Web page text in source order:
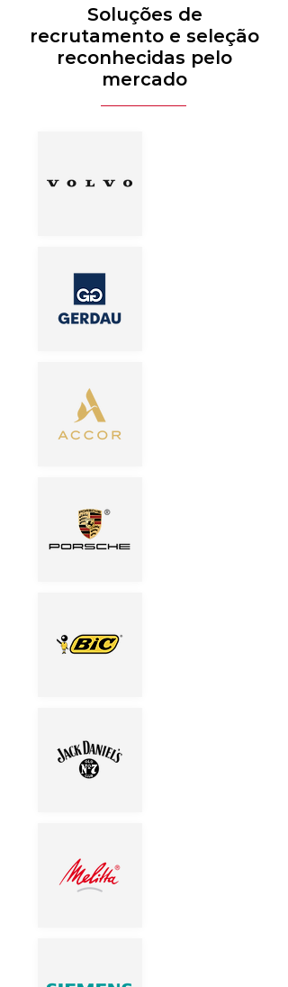
Soluções de
recrutamento e seleção
reconhecidas pelo
mercado